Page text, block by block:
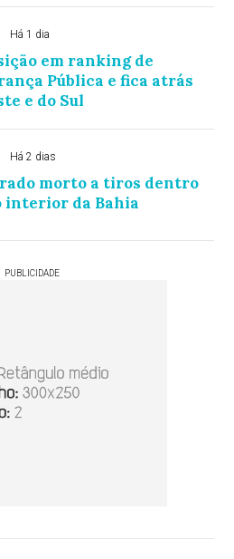
Há 1 dia
em ranking de
Pública e fica atrás
e do Sul
Há 2 dias
morto a tiros dentro
interior da Bahia
PUBLICIDADE